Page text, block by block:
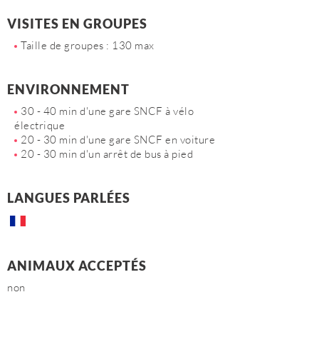
VISITES EN GROUPES
Taille de groupes : 130 max
ENVIRONNEMENT
30 - 40 min d'une gare SNCF à vélo
électrique
20 - 30 min d'une gare SNCF en voiture
20 - 30 min d'un arrêt de bus à pied
LANGUES PARLÉES
ANIMAUX ACCEPTÉS
non